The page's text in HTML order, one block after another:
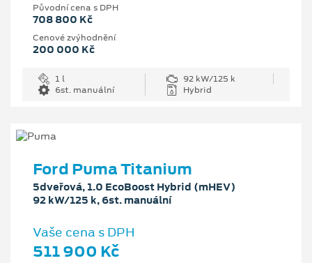
Původní cena s DPH
708 800 Kč
Cenové zvýhodnění
200 000 Kč
1 l
92 kW/125 k
6st. manuální
Hybrid
Ford Puma Titanium
5dveřová, 1.0 EcoBoost Hybrid (mHEV)
92 kW/125 k, 6st. manuální
Vaše cena s DPH
511 900 Kč